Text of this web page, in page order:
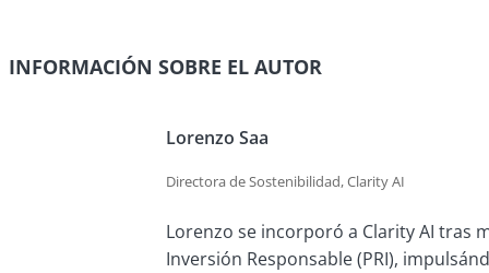
INFORMACIÓN SOBRE EL AUTOR
Lorenzo Saa
Directora de Sostenibilidad, Clarity AI
Lorenzo se incorporó a Clarity AI tras
Inversión Responsable (PRI),